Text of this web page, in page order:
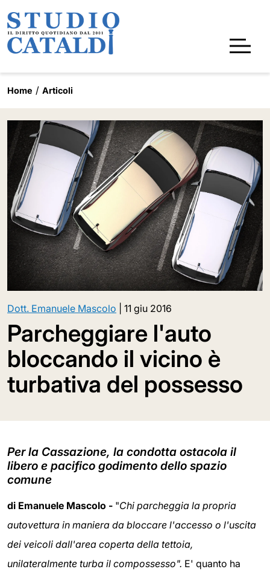
Home Articoli
Dott. Emanuele Mascolo 11 giu 2016
Parcheggiare l'auto
bloccando il vicino è
turbativa del possesso
Per la Cassazione, la condotta ostacola il
libero e pacifico godimento dello spazio
comune
di Emanuele Mascolo - "Chi parcheggia la propria
autovettura in maniera da bloccare l'accesso o l'uscita
dei veicoli dall'area coperta della tettoia,
unilateralmente turba il compossesso". E' quanto ha